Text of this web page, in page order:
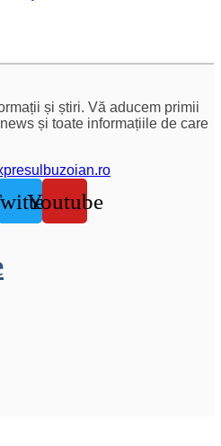
și știri. Vă aducem primii
și toate informațiile de care
Youtube